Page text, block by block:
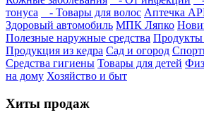
тонуса
- Товары для волос Аптечка
Здоровый автомобиль МПК Ляпко
Полезные наружные средства Продукты
Продукция из кедра Сад и огород
Средства гигиены Товары для детей
на дому Хозяйство и быт
Хиты продаж